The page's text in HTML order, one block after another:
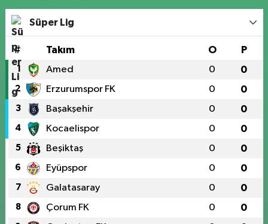
Süper Lig
# Takım O P
1 Amed 0 0
2 Erzurumspor FK 0 0
3 Başakşehir 0 0
4 Kocaelispor 0 0
5 Beşiktaş 0 0
6 Eyüpspor 0 0
7 Galatasaray 0 0
8 Çorum FK 0 0